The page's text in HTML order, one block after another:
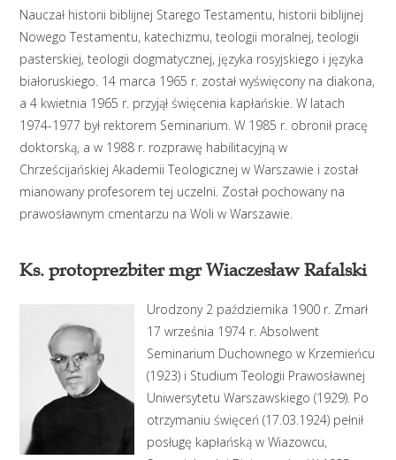
Nauczał historii biblijnej Starego Testamentu, historii biblijnej
Nowego Testamentu, katechizmu, teologii moralnej, teologii
pasterskiej, teologii dogmatycznej, języka rosyjskiego i języka
białoruskiego. 14 marca 1965 r. został wyświęcony na diakona,
a 4 kwietnia 1965 r. przyjął święcenia kapłańskie. W latach
1974-1977 był rektorem Seminarium. W 1985 r. obronił pracę
doktorską, a w 1988 r. rozprawę habilitacyjną w
Chrześcijańskiej Akademii Teologicznej w Warszawie i został
mianowany profesorem tej uczelni. Został pochowany na
prawosławnym cmentarzu na Woli w Warszawie.
Ks. protoprezbiter mgr Wiaczesław Rafalski
Urodzony 2 października 1900 r. Zmarł
17 września 1974 r. Absolwent
Seminarium Duchownego w Krzemieńcu
(1923) i Studium Teologii Prawosławnej
Uniwersytetu Warszawskiego (1929). Po
otrzymaniu święceń (17.03.1924) pełnił
posługę kapłańską w Wiazowcu,